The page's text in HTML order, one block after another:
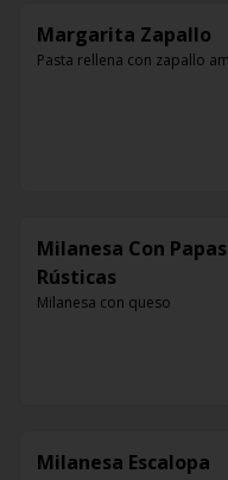
Margarita Zapallo
Pasta rellena con zapallo
Milanesa Con Papas
Rústicas
Milanesa con queso
Milanesa Escalopa